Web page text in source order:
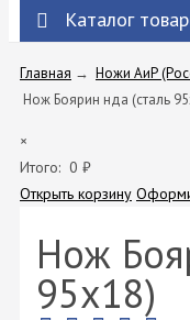
Каталог
Главная → Ножи АиР
Нож Боярин нда (сталь
×
Итого: 0 ₽
Открыть корзину
Нож
95х18)